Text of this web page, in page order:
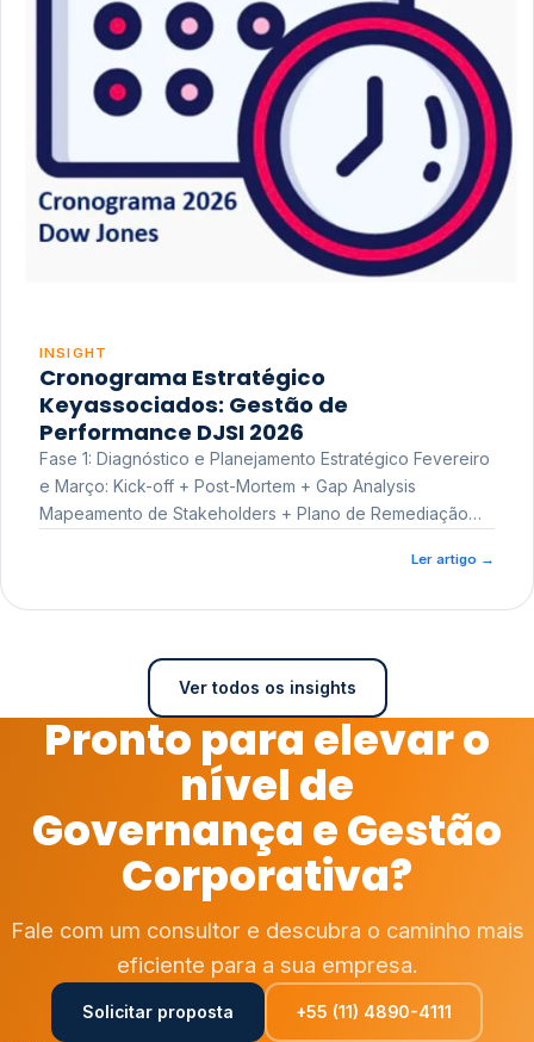
INSIGHT
Cronograma Estratégico
Keyassociados: Gestão de
Performance DJSI 2026
Fase 1: Diagnóstico e Planejamento Estratégico Fevereiro
e Março: Kick-off + Post-Mortem + Gap Analysis
Mapeamento de Stakeholders + Plano de Remediação
Ler artigo →
Ver todos os insights
Pronto para elevar o
nível de
Governança e Gestão
Corporativa?
Fale com um consultor e descubra o caminho mais
eficiente para a sua empresa.
Solicitar proposta +55 (11) 4890-4111